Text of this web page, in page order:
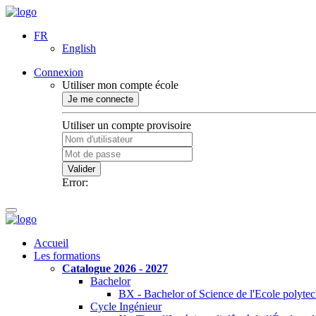
FR
English
Connexion
Utiliser mon compte école
Je me connecte
Utiliser un compte provisoire
Valider
Error:
Accueil
Les formations
Catalogue 2026 - 2027
Bachelor
BX - Bachelor of Science de l'Ecole
Cycle Ingénieur